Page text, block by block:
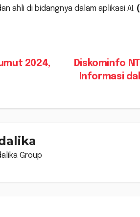
ahli di bidangnya dalam aplikasi AI.
Diskominfo
Informasi
2024,
Group